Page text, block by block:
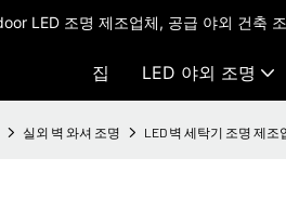
LED 조명 제조업체, 공급 야외 건축
집 LED 야외 조명
실외 벽 와셔 조명 LED 벽 세탁기 조명 제조